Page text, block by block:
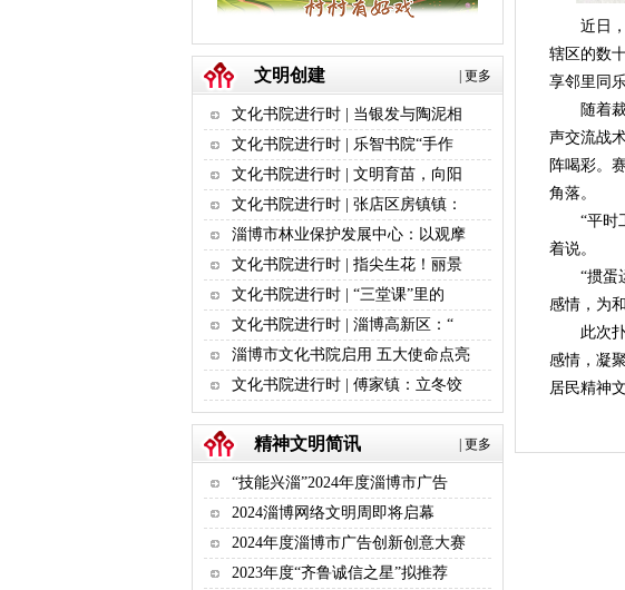
更多
文明创建
文化书院进行时 | 当银发与陶泥相
文化书院进行时 | 乐智书院“手作
文化书院进行时 | 文明育苗，向阳
文化书院进行时 | 张店区房镇镇：
淄博市林业保护发展中心：以观摩
文化书院进行时 | 指尖生花！丽景
文化书院进行时 | “三堂课”里的
文化书院进行时 | 淄博高新区：“
淄博市文化书院启用 五大使命点亮
文化书院进行时 | 傅家镇：立冬饺
更多
精神文明简讯
“技能兴淄”2024年度淄博市广告
2024淄博网络文明周即将启幕
2024年度淄博市广告创新创意大赛
2023年度“齐鲁诚信之星”拟推荐
近日，
辖区的数
享邻里同
随着裁
声交流战
阵喝彩。
角落。
“平时工
着说。
“掼蛋运
感情，为
此次
感情，凝
居民精神